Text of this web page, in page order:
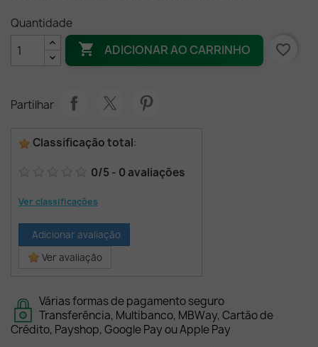
Quantidade
 ADICIONAR AO CARRINHO favorite_border
Partilhar
Classificação total:
0/5 - 0 avaliações
Ver classificações
Adicionar avaliação
Ver avaliação
Várias formas de pagamento seguro
Transferência, Multibanco, MBWay, Cartão de
Crédito, Payshop, Google Pay ou Apple Pay